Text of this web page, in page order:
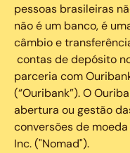
pessoas brasileiras
não é um banco, é
câmbio e
contas de depósito
parceria com
(“Ouribank”). O
abertura ou gestão
conversões de
Inc. ("Nomad").